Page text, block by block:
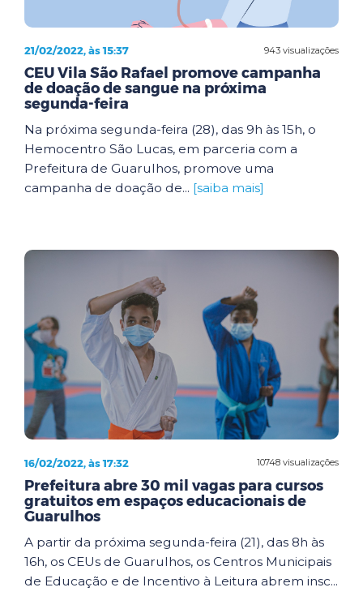
943 visualizações
21/02/2022, às 15:37
CEU Vila São Rafael promove campanha
de doação de sangue na próxima
segunda-feira
Na próxima segunda-feira (28), das 9h às 15h, o
Hemocentro São Lucas, em parceria com a
Prefeitura de Guarulhos, promove uma
campanha de doação de... [saiba mais]
10748 visualizações
16/02/2022, às 17:32
Prefeitura abre 30 mil vagas para cursos
gratuitos em espaços educacionais de
Guarulhos
A partir da próxima segunda-feira (21), das 8h às
16h, os CEUs de Guarulhos, os Centros Municipais
de Educação e de Incentivo à Leitura abrem insc...